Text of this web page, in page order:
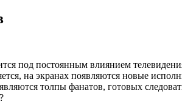
под постоянным влиянием
на экранах появляются новые
толпы фанатов, готовых